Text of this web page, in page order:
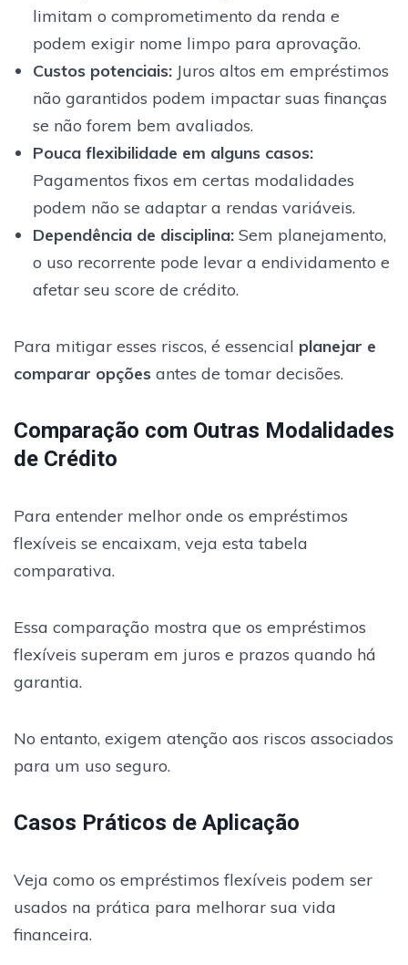
limitam o comprometimento da renda e
podem exigir nome limpo para aprovação.
Custos potenciais:Juros altos em empréstimos
não garantidos podem impactar suas finanças
se não forem bem avaliados.
Pouca flexibilidade em alguns casos:
Pagamentos fixos em certas modalidades
podem não se adaptar a rendas variáveis.
Dependência de disciplina:Sem planejamento,
o uso recorrente pode levar a endividamento e
afetar seu score de crédito.
Para mitigar esses riscos, é essencial planejar e
comparar opções antes de tomar decisões.
Comparação com Outras Modalidades
de Crédito
Para entender melhor onde os empréstimos
flexíveis se encaixam, veja esta tabela
comparativa.
Essa comparação mostra que os empréstimos
flexíveis superam em juros e prazos quando há
garantia.
No entanto, exigem atenção aos riscos associados
para um uso seguro.
Casos Práticos de Aplicação
Veja como os empréstimos flexíveis podem ser
usados na prática para melhorar sua vida
financeira.